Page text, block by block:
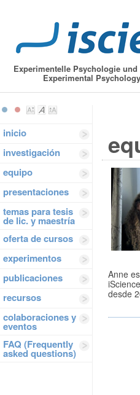
Experimentelle Psychologie
Experimental
inicio
investigación
equipo
presentaciones
temas para tesis
de lic. y maestría
oferta de cursos
experimentos
publicaciones
recursos
colaboraciones y
eventos
FAQ (Frequently
asked questions)
Anne
desde